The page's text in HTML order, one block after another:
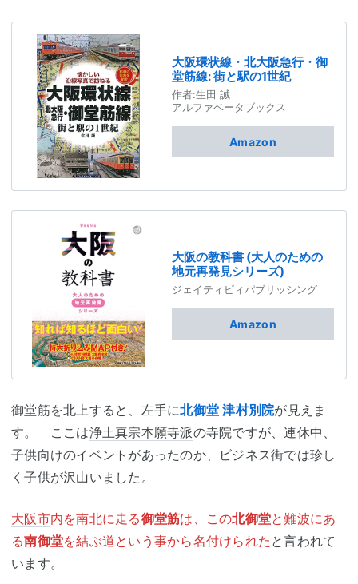
大阪環状線・北大阪急行・御
堂筋線: 街と駅の1世紀
作者:生田 誠
アルファベータブックス
Amazon
大阪の教科書 (大人のための
地元再発見シリーズ)
ジェイティビィパブリッシング
Amazon
御堂筋を北上すると、左手に北御堂 津村別院が見えま
す。 ここは浄土真宗本願寺派の寺院ですが、連休中、
子供向けのイベントがあったのか、ビジネス街では珍し
く子供が沢山いました。
大阪市内を南北に走る御堂筋は、この北御堂と難波にあ
る南御堂を結ぶ道という事から名付けられた と言われて
います。